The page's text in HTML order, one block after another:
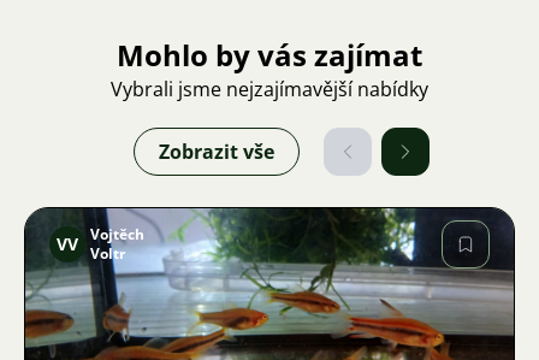
Mohlo by vás zajímat
Vybrali jsme nejzajímavější nabídky
Zobrazit vše
Obrázek
VV Vojtěch
Voltr